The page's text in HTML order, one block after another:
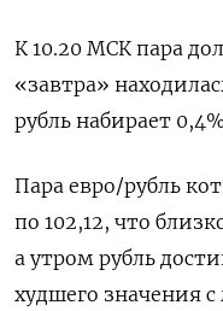
К 10.20 МСК пара
«завтра»
рубль набирает
Пара евро/рубль
по 102,12, что
а утром рубль
худшего значения с